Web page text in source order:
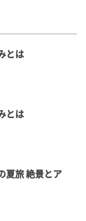
とは
とは
夏旅 絶景とア